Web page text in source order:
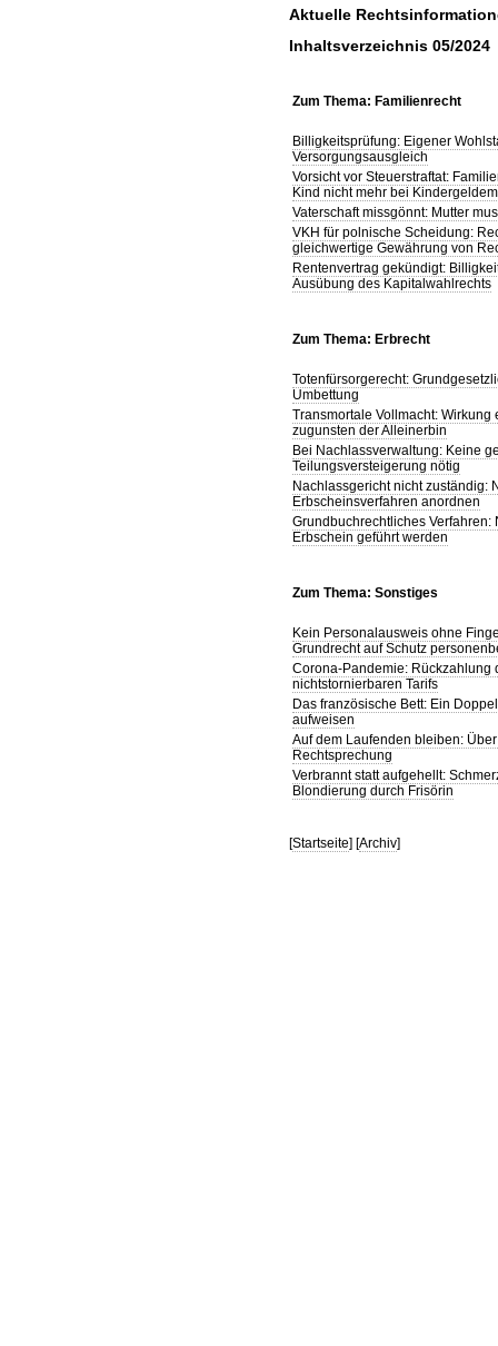
Aktuelle
Inhaltsverzeichnis 05/2024
Zum Thema: Familienrecht
Billigkeitsprüfung: Eigener
Versorgungsausgleich
Vorsicht vor Steuerstraftat:
Kind nicht mehr bei
Vaterschaft missgönnt: Mutter
VKH für polnische Scheidung:
gleichwertige Gewährung von
Rentenvertrag gekündigt:
Ausübung des Kapitalwahlrechts
Zum Thema: Erbrecht
Totenfürsorgerecht:
Umbettung
Transmortale Vollmacht:
zugunsten der Alleinerbin
Bei Nachlassverwaltung: Keine
Teilungsversteigerung nötig
Nachlassgericht nicht zuständig:
Erbscheinsverfahren anordnen
Grundbuchrechtliches
Erbschein geführt werden
Zum Thema: Sonstiges
Kein Personalausweis ohne
Grundrecht auf Schutz
Corona-Pandemie: Rückzahlung
nichtstornierbaren Tarifs
Das französische Bett: Ein
aufweisen
Auf dem Laufenden bleiben:
Rechtsprechung
Verbrannt statt aufgehellt:
Blondierung durch Frisörin
[Startseite] [Archiv]